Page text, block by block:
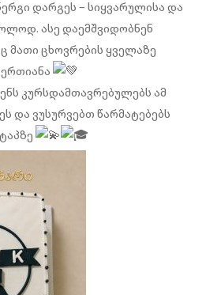
დარგეს – სიყვარულისა და
ასე დაემშვიდობნენ
მათი ცხოვრების ყველაზე
კურსდამთავრებულებს ამ
და ვუსურვებთ წარმატებებს